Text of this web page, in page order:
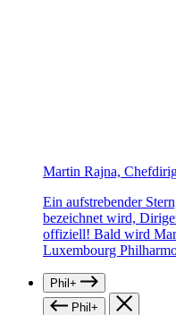
Martin Rajna,
Ein aufstrebender
bezeichnet wird,
offiziell! Bald wird
Luxembourg
Phil+
Phil+